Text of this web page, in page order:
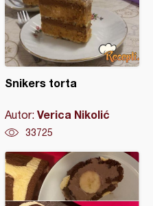
Snikers torta
Autor: Verica Nikolić
33725